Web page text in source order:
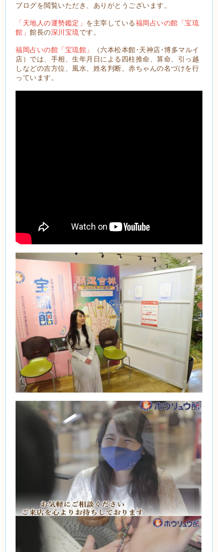
ブログを閲覧いただき、ありがとうございます。
「天地人の運勢鑑定」 を主宰している福岡占いの館「宝琉
館」館長の深川宝琉です。
福岡占いの館「宝琉館」
（六本松本館･天神店･博多マルイ
店）では、手相、生年月日による四柱推命、算命、引っ越
しなどの吉方位、風水、姓名判断、赤ちゃんの名づけを行
っています。